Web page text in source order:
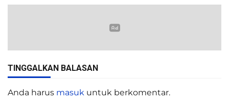
TINGGALKAN BALASAN
Anda harus masuk untuk berkomentar.